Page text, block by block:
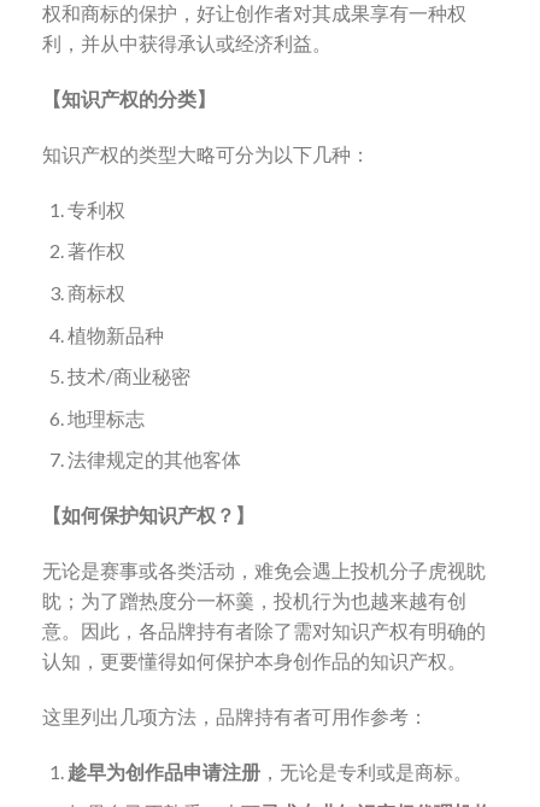
权和商标的保护，好让创作者对其成果享有一种权
利，并从中获得承认或经济利益。
【知识产权的分类】
知识产权的类型大略可分为以下几种：
专利权
著作权
商标权
植物新品种
技术/商业秘密
地理标志
法律规定的其他客体
【如何保护知识产权？】
无论是赛事或各类活动，难免会遇上投机分子虎视眈
眈；为了蹭热度分一杯羹，投机行为也越来越有创
意。因此，各品牌持有者除了需对知识产权有明确的
认知，更要懂得如何保护本身创作品的知识产权。
这里列出几项方法，品牌持有者可用作参考：
趁早为创作品申请注册，无论是专利或是商标。